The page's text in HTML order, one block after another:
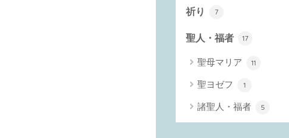
祈り 7
聖人・福者 17
聖母マリア 11
聖ヨゼフ 1
諸聖人・福者 5